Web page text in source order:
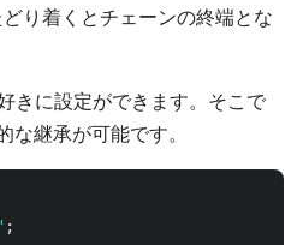
り着くとチェーンの終端とな
きに設定ができます。そこで
な継承が可能です。
;